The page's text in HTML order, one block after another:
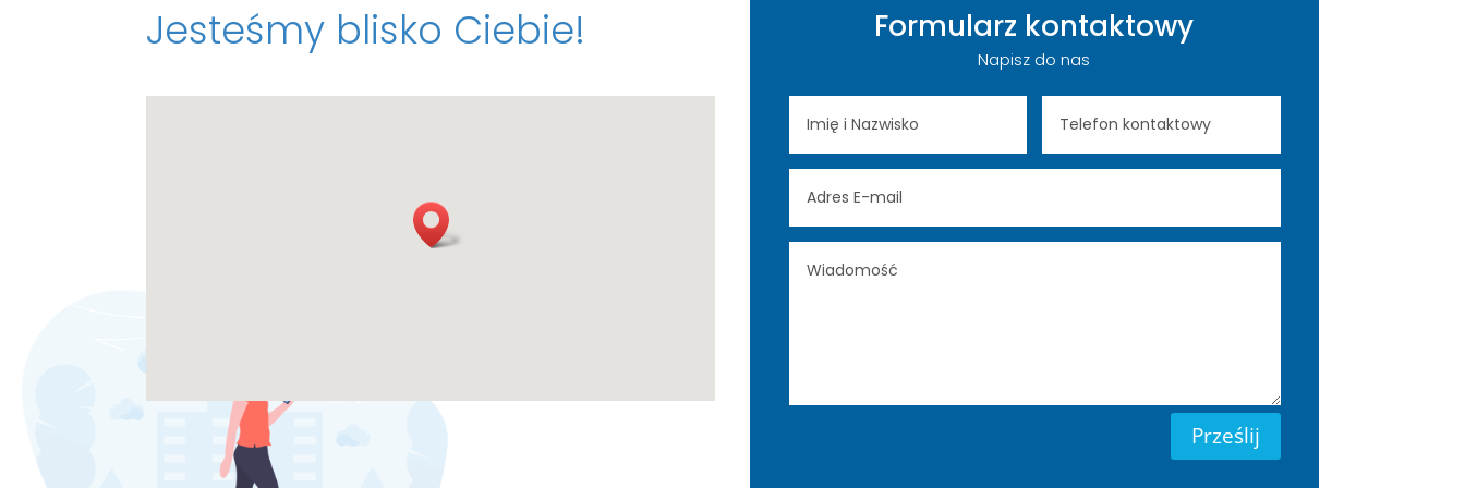
Jesteśmy blisko Ciebie! Formularz kontaktowy
Napisz do nas
Prześlij